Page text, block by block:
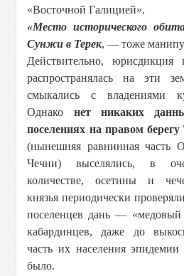
«Восточной Галицией».
«Место исторического
Сунжи в Терек, — тоже
Действительно, юрисдикция
распространялась на эти
смыкались с владениями
Однако нет никаких
поселениях на правом берегу
(нынешняя равнинная часть
Чечни) выселялись, в
количестве, осетины и
князья периодически
поселенцев дань — «медовый
кабардинцев, даже до
часть их населения
было.